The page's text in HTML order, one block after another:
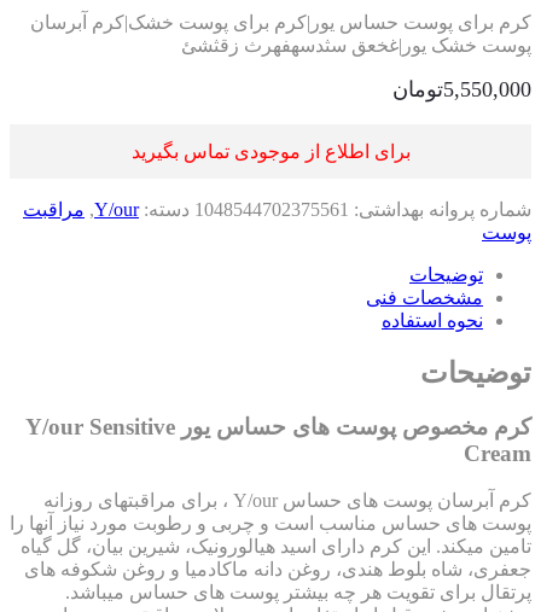
برای پوست حساس یور|کرم برای پوست خشک|کرم آبرسان
خشک یور|غخعق سثدسهفهرث زقثشئ
تومان
برای اطلاع از موجودی تماس بگیرید
پروانه بهداشتی:1048544702375561 دسته:Y/our
,مراقبت
توضیحات
مشخصات فنی
نحوه استفاده
کرم مخصوص پوست های حساس یور Y/our Sensitive
کرم آبرسان پوست های حساس Y/our ، برای مراقبتهای روزانه
های حساس مناسب است و چربی و رطوبت مورد نیاز آنها را
می­کند. این کرم دارای اسید هیالورونیک، شیرین بیان، گل گیاه
شاه بلوط هندی، روغن دانه ماکادمیا و روغن شکوفه­ های
برای تقویت هر چه بیشتر پوست های حساس میباشد.